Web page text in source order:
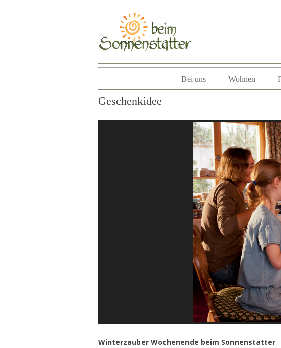
Bei uns Wohnen
Geschenkidee
Winterzauber Wochenende beim Sonnenstatter